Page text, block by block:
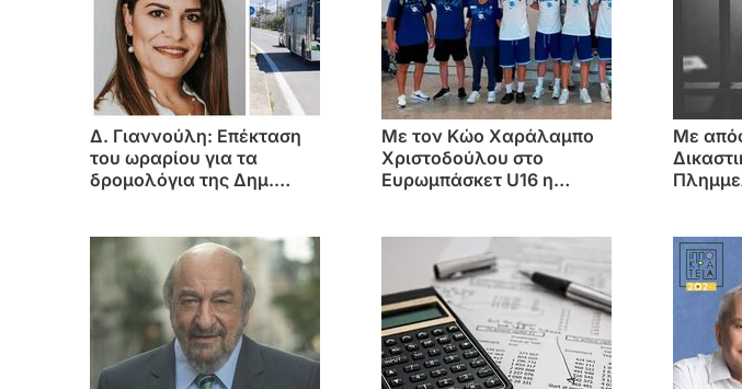
Δ. Γιαννούλη: Επέκταση
του ωραρίου για τα
δρομολόγια της Δημ.
Με τον Κώο Χαράλαμπο
Χριστοδούλου στο
Ευρωμπάσκετ U16 η
Mε
πόρτα